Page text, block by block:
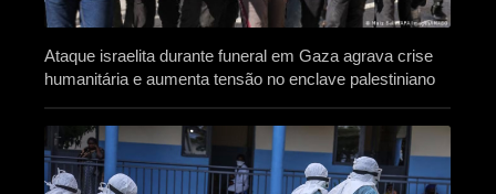
Ataque israelita durante funeral em Gaza agrava crise
humanitária e aumenta tensão no enclave palestiniano